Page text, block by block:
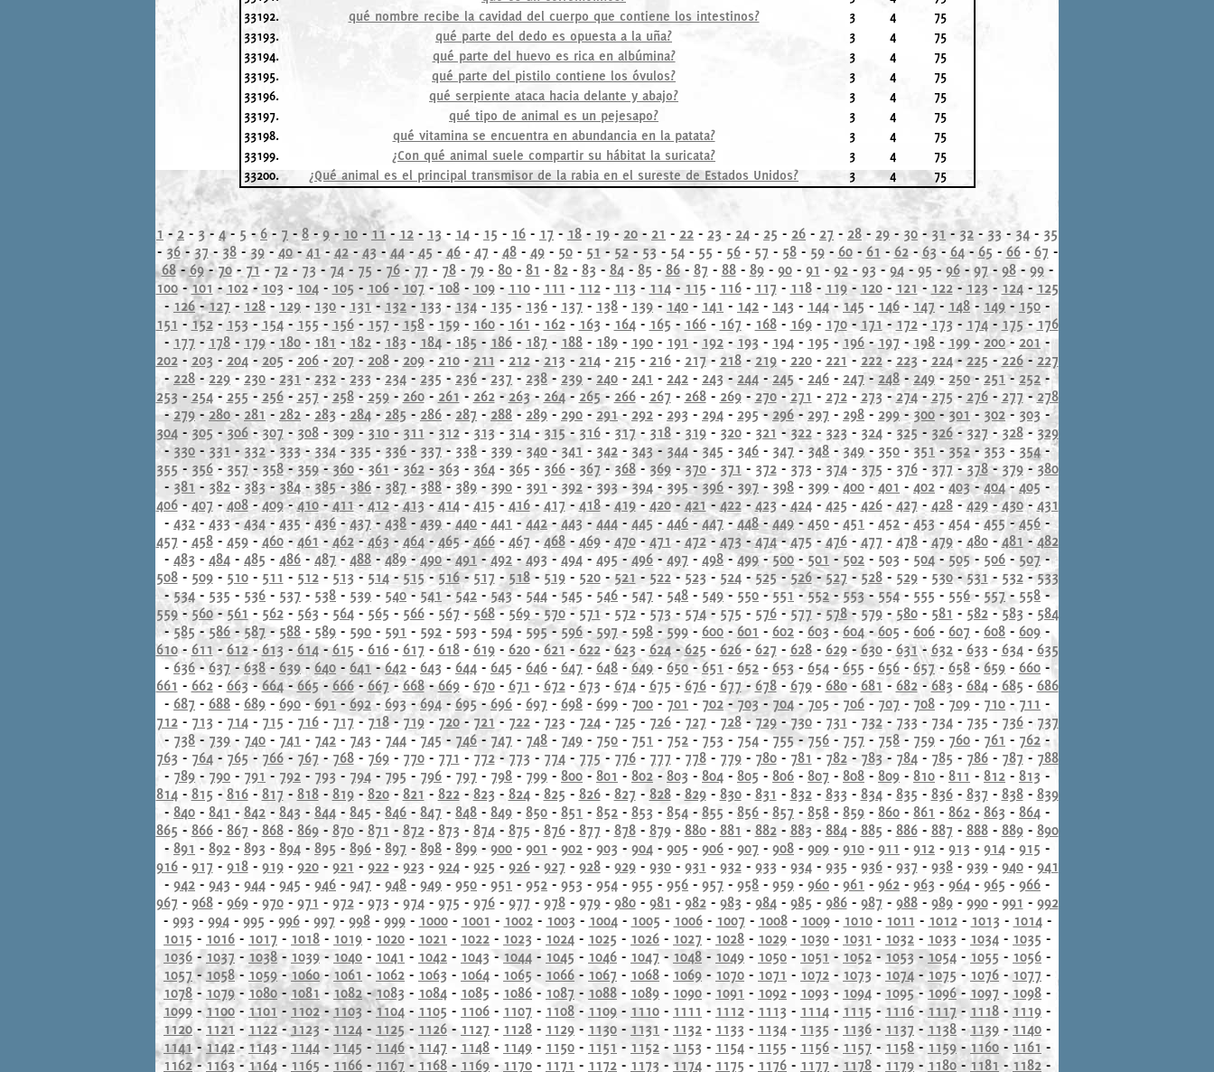
33192.
qué nombre recibe la cavidad del cuerpo que contiene los intestinos? 3 4
75
33193.
qué parte del dedo es opuesta a la uña? 3 4
75
33194.
qué parte del huevo es rica en albúmina? 3 4
75
33195.
qué parte del pistilo contiene los óvulos? 3 4
75
33196.
qué serpiente ataca hacia delante y abajo? 3 4
75
33197.
qué tipo de animal es un pejesapo? 3 4
75
33198.
qué vitamina se encuentra en abundancia en la patata? 3 4
75
33199.
¿Con qué animal suele compartir su hábitat la suricata? 3 4
75
33200.
¿Qué animal es el principal transmisor de la rabia en el sureste de Estados Unidos? 3 4 75
1- 2 - 3 - 4-5 -6- 7 - 8-9- 10 - 11 - 12 - 13 - 14 - 15 - 16 - 17- 18 - 19 - 20 - 21 - 22 - 23 - 24 - 25 - 26 - 27 - 28 - 29 - 30- 31 - 32 - 33 - 34 - 35
- 36- 37- 38-39-40-41- 42- 43 -44- 45 - 46- 47 - 48- 49- 50- 51 - 52- 53- 54- 55 - 56- 57 - 58- 59- 60- 61 - 62- 63 - 64- 65 - 66- 67 -
68-69-70- 71- 72- 73 -74- 75 - 76-77 - 78- 79- 80- 81 - 82- 83 - 84- 85 - 86- 87 - 88- 89- 90- 91 - 92- 93 - 94- 95- 96-97- 98- 99-
100-101 -102- 103 - 104- 105 - 106- 107-108- 109- 110- 111 - 112- 113 - 114- 115 - 116- 117 - 118- 119- 120- 121 - 122- 123 - 124- 125
- 126 -127 - 128 - 129 - 130 - 131- 132 - 133 - 134 - 135 - 136 - 137 - 138 - 139 - 140 - 141 - 142 - 143 - 144 - 145 - 146 - 147 - 148 - 149 - 150 -
151 - 152- 153- 154- 155 - 156- 157 - 158- 159- 160- 161 - 162- 163 - 164- 165 - 166- 167 - 168- 169- 170- 171 -172- 173 - 174- 175 - 176
- 177 - 178 - 179- 180 - 181 - 182 - 183 - 184 - 185 - 186 - 187 - 188 - 189 - 190 - 191 - 192 - 193 - 194 - 195 - 196-197 - 198 - 199 - 200- 201 -
202- 203 - 204- 205 - 206- 207 - 208- 209- 210- 211 - 212- 213 - 214- 215 - 216- 217 - 218- 219- 220- 221 - 222- 223- 224-225 -226- 227
- 228- 229 - 230 - 231 - 232 - 233 - 234 - 235 - 236- 237 - 238 - 239 - 240 - 241 - 242 - 243 -244 - 245 - 246 - 247-248 -249 - 250- 251 - 252-
253 -254- 255 - 256- 257 - 258- 259- 260- 261 - 262-263- 264- 265- 266- 267 - 268- 269- 270-271 - 272- 273-274-275- 276- 277 -278
-279 -280- 281 - 282- 283- 284 - 285 - 286 - 287 - 288 -289 - 290 - 291- 292 - 293 - 294 - 295-296- 297 - 298 - 299- 300 -301- 302 - 303 -
304-305-306-307 - 308- 309- 310- 311 - 312- 313 - 314- 315 - 316- 317 - 318- 319- 320- 321 -322- 323 - 324- 325 - 326-327 - 328- 329
-330 - 331 -332- 333-334 - 335 - 336 - 337 - 338 - 339 - 340 - 341 - 342 - 343- 344 - 345 - 346 - 347- 348 - 349 - 350 -351-352 -353 - 354-
355- 356- 357- 358-359-360- 361 - 362- 363 - 364- 365 - 366-367 - 368-369-370- 371 - 372- 373 - 374- 375 - 376- 377-378- 379- 380
- 381 - 382-383-384- 385-386 - 387 - 388- 389 - 390 - 391 - 392 -393 -394 - 395 -396 - 397 - 398 - 399 -400 - 401 - 402 -403-404- 405 -
406- 407 -408-409-410- 411-412-413- 414- 415 - 416- 417 - 418-419- 420- 421- 422- 423- 424- 425 - 426- 427 - 428-429-430- 431
- 432 - 433-434- 435- 436-437- 438 - 439 - 440 - 441 - 442 - 443 - 444 - 445 - 446 -447 -448- 449 -450 - 451 - 452 - 453 - 454 - 455-456 -
457 - 458- 459- 460-461 - 462- 463-464-465-466- 467 - 468- 469- 470- 471- 472- 473-474-475 - 476- 477 - 478-479- 480- 481 -482
- 483 - 484 - 485 - 486 - 487- 488 -489 -490 -491 -492 - 493 - 494 - 495 - 496 - 497 - 498 -499-500 - 501 - 502 - 503 - 504 -505- 506 - 507-
508- 509- 510- 511 - 512- 513 - 514- 515-516-517 - 518- 519- 520- 521 - 522- 523 - 524- 525- 526-527 -528- 529- 530-531 - 532-533
-534 - 535 - 536 - 537 - 538 - 539 - 540- 541 -542 - 543- 544 - 545 - 546- 547 - 548 - 549 - 550 -551-552- 553- 554 - 555 - 556- 557- 558 -
559- 560-561 - 562- 563 - 564- 565 - 566- 567 - 568-569-570- 571- 572- 573 - 574- 575 - 576- 577 -578-579- 580- 581 - 582-583 - 584
-585 -586-587- 588 - 589 - 590 - 591 - 592 - 593 - 594 - 595- 596 - 597- 598 - 599 - 600 - 601 - 602 - 603- 604-605 - 606 - 607 - 608 - 609 -
610- 611 - 612- 613 -614-615 - 616- 617 - 618- 619- 620- 621 - 622- 623 - 624-625 - 626- 627 - 628- 629-630- 631 - 632- 633 - 634- 635
- 636-637-638- 639 - 640 - 641-642 - 643 - 644 - 645 - 646 - 647 - 648 -649 - 650- 651 - 652 - 653 - 654 - 655 - 656 - 657- 658 - 659 - 660 -
661 - 662- 663 - 664-665- 666- 667- 668-669- 670- 671 - 672- 673 - 674- 675 - 676- 677 - 678- 679- 680- 681 - 682-683 - 684- 685 - 686
- 687 - 688 - 689 - 690-691 -692- 693-694 - 695-696 - 697 - 698 - 699 - 700 - 701 - 702 -703- 704 - 705 - 706 - 707 - 708 - 709 - 710 - 711 -
712- 713 - 714- 715 - 716- 717-718- 719- 720- 721 - 722- 723 - 724- 725 - 726- 727 - 728- 729-730- 731 - 732- 733 - 734- 735 - 736- 737
- 738 - 739 - 740 - 741 - 742 - 743 - 744 -745 - 746 - 747 - 748 - 749 - 750 - 751 - 752 - 753 - 754 - 755 - 756 - 757 - 758 - 759 - 760 - 761 - 762 -
763 - 764- 765 - 766- 767 - 768- 769- 770- 771 - 772- 773 - 774- 775 - 776- 777 - 778- 779- 780- 781 - 782- 783- 784- 785 - 786- 787 - 788
- 789 - 790 - 791 - 792 - 793 - 794 - 795 - 796 - 797 - 798 - 799 - 800 - 801 - 802 - 803 - 804 - 805 - 806 - 807 - 808 - 809 - 810 - 811 - 812 - 813 -
814- 815 - 816- 817 - 818- 819- 820- 821 - 822- 823 - 824- 825 - 826- 827 - 828- 829- 830- 831 - 832- 833 - 834- 835 - 836- 837 - 838- 839
- 840 - 841 - 842 - 843 - 844 - 845 - 846 - 847 - 848 - 849 - 850 - 851 - 852 - 853 - 854 - 855 - 856 - 857 - 858 - 859 - 860 - 861 - 862 - 863 - 864 -
865 - 866- 867 - 868- 869- 870- 871 - 872- 873 - 874- 875 - 876- 877 - 878- 879- 880- 881 - 882- 883 - 884- 885 - 886- 887 - 888- 889- 890
- 891 - 892 - 893 - 894 - 895 - 896 - 897 - 898 - 899 - 900 - 901 - 902 - 903 - 904 - 905 - 906 - 907 - 908 - 909 - 910 - 911 - 912 - 913 - 914 - 915 -
916- 917 - 918- 919- 920- 921 - 922- 923 - 924- 925 - 926- 927 - 928- 929- 930- 931 - 932- 933 - 934- 935 - 936- 937 - 938- 939- 940- 941
- 942 - 943 - 944 - 945 - 946 - 947 - 948 - 949 - 950 - 951 - 952 - 953 - 954 - 955 - 956 - 957 - 958 - 959 - 960 - 961 - 962 - 963 - 964 - 965 - 966 -
967 - 968- 969- 970- 971 - 972- 973 - 974- 975 - 976- 977 - 978- 979- 980- 981 - 982- 983 - 984- 985 - 986- 987 - 988- 989- 990- 991 - 992
- 993 - 994- 995 - 996- 997 - 998- 999- 1000- 1001 - 1002- 1003 - 1004- 1005 - 1006- 1007 - 1008- 1009- 1010- 1011 - 1012- 1013 - 1014-
1015 - 1016 - 1017 - 1018 - 1019 - 1020 - 1021 - 1022 - 1023 - 1024 - 1025 - 1026 - 1027 - 1028 - 1029 - 1030 - 1031 - 1032 - 1033 - 1034 - 1035 -
1036 - 1037 - 1038 - 1039 -1040 - 1041 - 1042 - 1043 - 1044 - 1045 - 1046 - 1047 - 1048 - 1049 - 1050 - 1051 - 1052 - 1053 - 1054 - 1055 - 1056 -
1057- 1058- 1059-1060- 1061 - 1062 - 1063 - 1064 - 1065 - 1066 - 1067 - 1068 - 1069 - 1070 - 1071 - 1072 - 1073 - 1074 -1075 - 1076 -1077 -
1078 - 1079- 1080 -1081 - 1082-1083 - 1084 - 1085 - 1086 - 1087 - 1088 - 1089 - 1090 - 1091 - 1092 - 1093 - 1094 - 1095- 1096- 1097 -1098 -
1099 - 1100- 1101 - 1102-1103 -1104 - 1105 - 1106 - 1107 - 1108 - 1109 - 1110 - 1111 - 1112 - 1113 - 1114 - 1115 - 1116- 1117 - 1118 - 1119 -
1120- 1121 - 1122- 1123-1124 - 1125 - 1126 - 1127 - 1128 - 1129 - 1130 - 1131 - 1132 - 1133 - 1134 - 1135 - 1136 - 1137 - 1138 -1139 - 1140 -
1141-1142- 1143 - 1144 - 1145 - 1146 -1147 - 1148 - 1149 - 1150 - 1151 - 1152 - 1153 - 1154 - 1155 - 1156 - 1157 - 1158 - 1159 -1160 - 1161 -
1162-1163 -1164 - 1165 - 1166 - 1167 - 1168 - 1169 - 1170 - 1171 - 1172 - 1173 - 1174 - 1175 - 1176 - 1177 - 1178 - 1179 - 1180 - 1181 -1182 -